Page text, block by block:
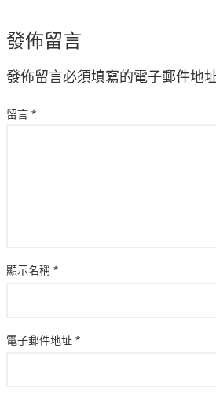
發佈留言
發佈留言必須填寫的電子郵件地
留言 *
顯示名稱 *
電子郵件地址 *